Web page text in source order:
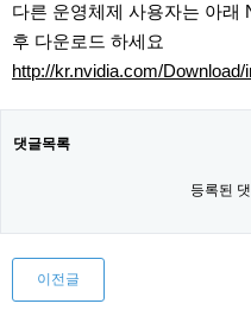
다른 운영체제 사용자는 아래
후 다운로드 하세요
http://kr.nvidia.com/
댓글목록
등록된
이전글